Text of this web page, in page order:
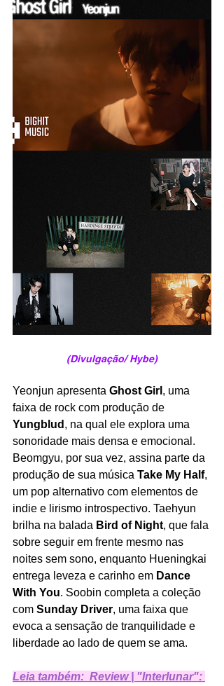
(Divulgação/ Hybe)
Yeonjun apresenta Ghost Girl , uma
faixa de rock com produção de
Yungblud , na qual ele explora uma
sonoridade mais densa e emocional.
Beomgyu, por sua vez, assina parte da
produção de sua música Take My Half,
um pop alternativo com elementos de
indie e lirismo introspectivo. Taehyun
brilha na balada Bird of Night, que fala
sobre seguir em frente mesmo nas
noites sem sono, enquanto Hueningkai
entrega leveza e carinho em Dance
With You. Soobin completa a coleção
com Sunday Driver, uma faixa que
evoca a sensação de tranquilidade e
liberdade ao lado de quem se ama.
Leia também:  Review | "Interlunar":